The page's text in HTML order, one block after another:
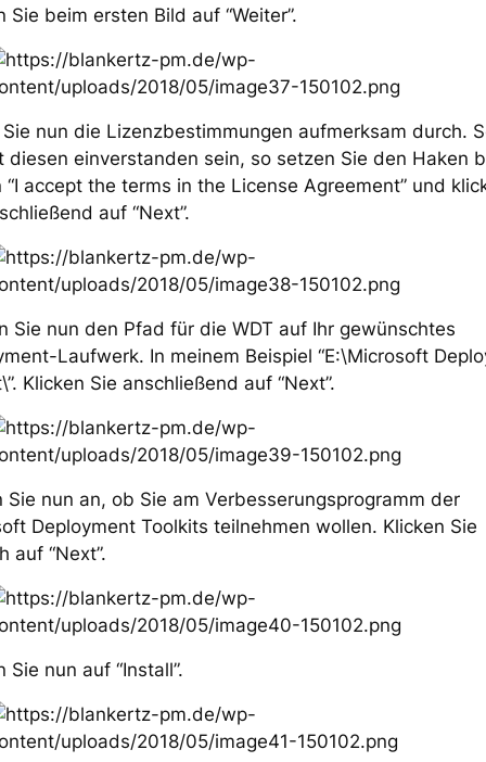
Sie beim ersten Bild auf “Weiter”.
nun die Lizenzbestimmungen aufmerksam durch.
diesen einverstanden sein, so setzen Sie den Haken
“I accept the terms in the License Agreement” und
auf “Next”.
Sie nun den Pfad für die WDT auf Ihr gewünschtes
Laufwerk. In meinem Beispiel “E:\Microsoft
Klicken Sie anschließend auf “Next”.
Sie nun an, ob Sie am Verbesserungsprogramm der
Deployment Toolkits teilnehmen wollen. Klicken Sie
auf “Next”.
Sie nun auf “Install”.